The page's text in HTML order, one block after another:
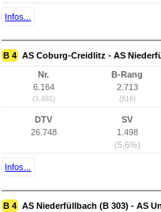
Infos...
B 4 AS Coburg-Creidlitz - AS
Nr.
6.164
(3.481)
B-Rang
2.713
(616)
DTV
26.748
SV
1.498
(5,6%)
Infos...
B 4 AS Niederfüllbach (B 303) - AS